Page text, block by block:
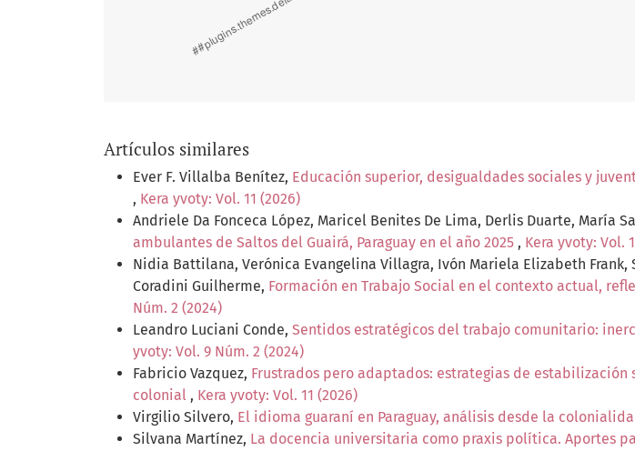
Artículos similares
Ever F. Villalba Benítez, Educación superior, desigualdades sociales y
, Kera yvoty: Vol. 11 (2026)
Andriele Da Fonceca López, Maricel Benites De Lima, Derlis Duarte, María
ambulantes de Saltos del Guairá, Paraguay en el año 2025 , Kera yvoty: Vol.
Nidia Battilana, Verónica Evangelina Villagra, Ivón Mariela Elizabeth
Coradini Guilherme, Formación en Trabajo Social en el contexto actual,
Núm. 2 (2024)
Leandro Luciani Conde, Sentidos estratégicos del trabajo comunitario:
yvoty: Vol. 9 Núm. 2 (2024)
Fabricio Vazquez, Frustrados pero adaptados: estrategias de
colonial , Kera yvoty: Vol. 11 (2026)
Virgilio Silvero, El idioma guaraní en Paraguay, análisis desde la
Silvana Martínez, La docencia universitaria como praxis política. Aportes